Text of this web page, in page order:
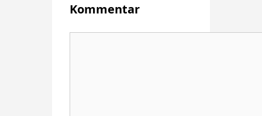
Kommentar